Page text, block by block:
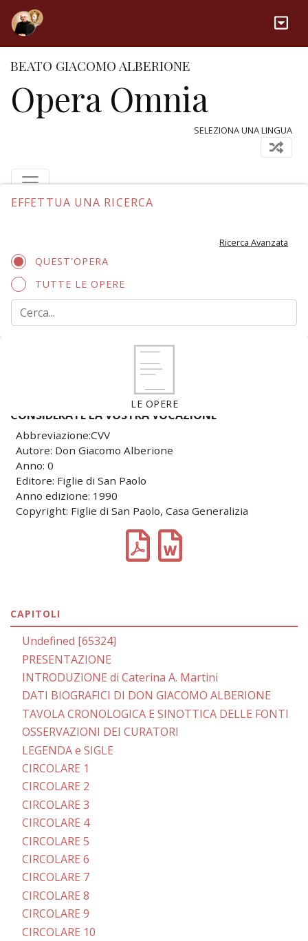
BEATO GIACOMO ALBERIONE
Opera Omnia
SELEZIONA UNA LINGUA
EFFETTUA UNA RICERCA
Ricerca Avanzata
QUEST'OPERA
TUTTE LE OPERE
LE OPERE
CONSIDERATE LA VOSTRA VOCAZIONE
Abbreviazione:CVV
Autore: Don Giacomo Alberione
Anno: 0
Editore: Figlie di San Paolo
Anno edizione: 1990
Copyright: Figlie di San Paolo, Casa Generalizia
CAPITOLI
Undefined [65324]
PRESENTAZIONE
INTRODUZIONE di Caterina A. Martini
DATI BIOGRAFICI DI DON GIACOMO ALBERIONE
TAVOLA CRONOLOGICA E SINOTTICA DELLE FONTI
OSSERVAZIONI DEI CURATORI
LEGENDA e SIGLE
CIRCOLARE 1
CIRCOLARE 2
CIRCOLARE 3
CIRCOLARE 4
CIRCOLARE 5
CIRCOLARE 6
CIRCOLARE 7
CIRCOLARE 8
CIRCOLARE 9
CIRCOLARE 10